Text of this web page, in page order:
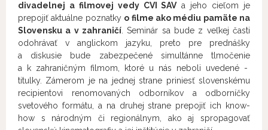
divadelnej a filmovej vedy CVI SAVa jeho cieľom je
prepojiť aktuálne poznatky o filme ako médiu pamäte na
Slovensku a v zahraničí . Seminár sa bude z veľkej časti
odohrávať v anglickom jazyku, preto pre prednášky
a diskusie bude zabezpečené simultánne tlmočenie
a k zahraničným filmom, ktoré u nás neboli uvedené -
titulky. Zámerom je na jednej strane priniesť slovenskému
recipientovi renomovaných odborníkov a odborníčky
svetového formátu, a na druhej strane prepojiť ich know-
how s národným či regionálnym, ako aj spropagovať